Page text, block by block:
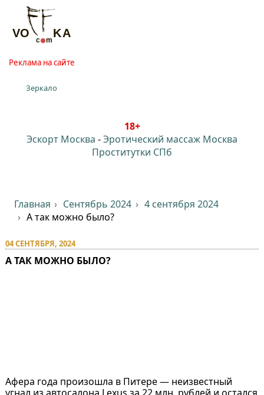
Реклама на сайте
Зеркало
18+
Эскорт Москва -Эротический массаж Москва
Проститутки СПб
Главная Сентябрь 2024
4 сентября 2024
А так можно было?
04 СЕНТЯБРЯ, 2024
А ТАК МОЖНО БЫЛО?
Афера года произошла в Питере — неизвестный
угнал из автосалона Lexus за 22 млн. рублей и остался